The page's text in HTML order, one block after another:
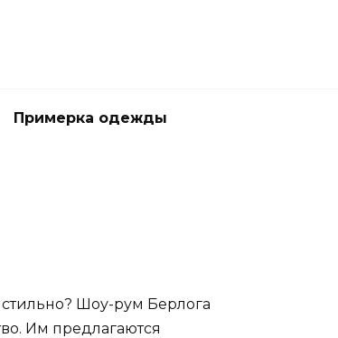
Примерка одежды
стильно? Шоу-рум Берлога
Им предлагаются